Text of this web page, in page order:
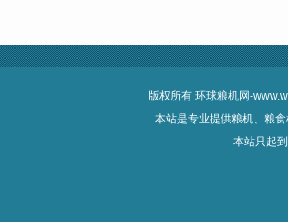
版权所有 环球粮机网-
本站是专业提供粮机、粮
本站只起